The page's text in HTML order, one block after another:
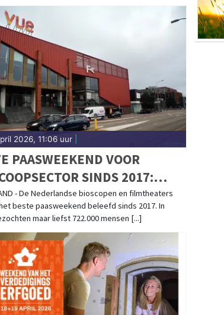
2026, 11:06 uur|
PAASWEEKEND VOOR
SINDS 2017:
BEZOEKERS NAAR
EN FILMTHEATERS
- De Nederlandse bioscopen en filmtheaters
beste paasweekend beleefd sinds 2017. In
maar liefst 722.000 mensen [...]